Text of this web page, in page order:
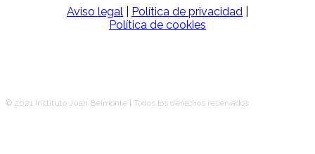
Aviso legal Política de privacidad
Política de cookies
© 2021 Instituto Juan Belmonte | Todos los derechos reservados